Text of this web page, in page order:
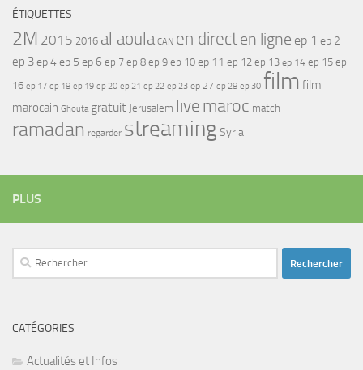
ÉTIQUETTES
2M 2015 2016 al aoula CAN en directen ligne ep 1 ep 2
ep 3ep 4ep 5 ep 6 ep 7 ep 8 ep 9 ep 10 ep 11 ep 12 ep 13 ep 14 ep 15 ep
16 ep 17 ep 18 ep 19 ep 20 ep 21 ep 22 ep 23 ep 27 ep 28 ep 30 film film
marocain Ghouta gratuit Jerusalem live maroc match
ramadan regarder streamingSyria
PLUS
Rechercher :
CATÉGORIES
Actualités et Infos